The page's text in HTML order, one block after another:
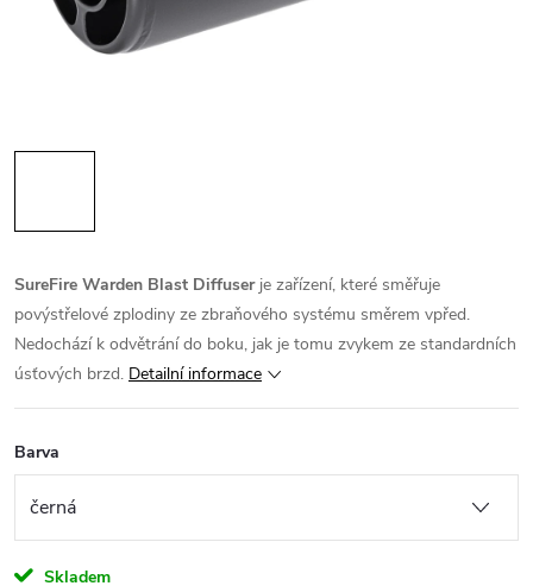
SureFire Warden Blast Diffuser je zařízení, které směřuje
povýstřelové zplodiny ze zbraňového systému směrem vpřed.
Nedochází k odvětrání do boku, jak je tomu zvykem ze standardních
úsťových brzd. Detailní informace
Barva
Skladem